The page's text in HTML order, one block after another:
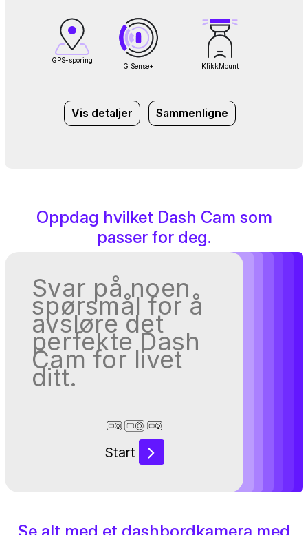
GPS-sporing
G Sense+ KlikkMount
Vis detaljer Sammenligne
Oppdag hvilket Dash Cam som
passer for deg.
Svar på noen
spørsmål for å
avsløre det
perfekte Dash
Cam for livet
ditt.
Start